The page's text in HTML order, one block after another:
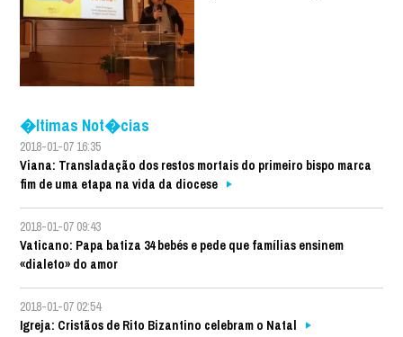
�ltimas Not�cias
2018-01-07 16:35
Viana: Transladação dos restos mortais do primeiro bispo marca
fim de uma etapa na vida da diocese
2018-01-07 09:43
Vaticano: Papa batiza 34 bebés e pede que famílias ensinem
«dialeto» do amor
2018-01-07 02:54
Igreja: Cristãos de Rito Bizantino celebram o Natal